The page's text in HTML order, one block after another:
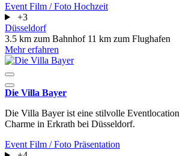
Event Film / Foto Hochzeit
+3
Düsseldorf
3.5 km zum Bahnhof 11 km zum Flughafen
Mehr erfahren
Die Villa Bayer
Die Villa Bayer ist eine stilvolle
Charme in Erkrath bei Düsseldorf.
Event Film / Foto Präsentation